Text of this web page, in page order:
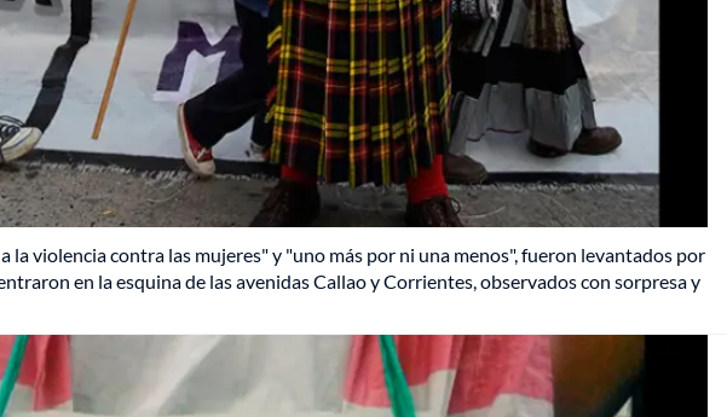
la violencia contra las mujeres" y "uno más por ni una menos", fueron levantados por
en la esquina de las avenidas Callao y Corrientes, observados con sorpresa y